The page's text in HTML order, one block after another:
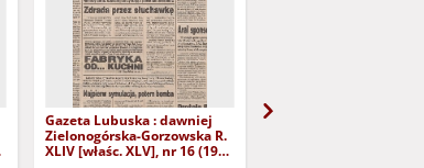
Gazeta Lubuska : dawniej
Zielonogórska-Gorzowska R.
XLIV [właśc. XLV], nr 16 (19